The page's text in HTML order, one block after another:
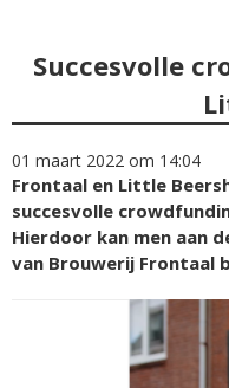
Succesvolle
01 maart 2022 om 14:04
Frontaal en Little
succesvolle
Hierdoor kan men aan
van Brouwerij Frontaal